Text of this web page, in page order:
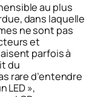
au plus
dans laquelle
ne sont pas
et
parfois à
du
rare d’entendre
LED »,